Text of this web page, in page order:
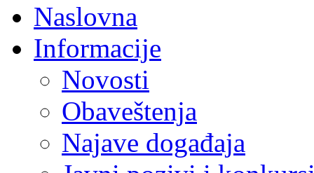
Naslovna
Informacije
Novosti
Obaveštenja
Najave događaja